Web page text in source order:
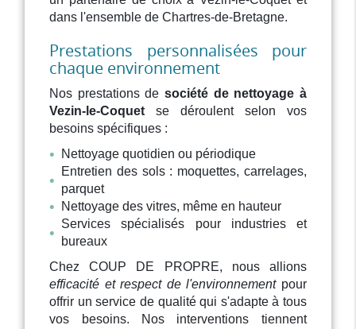
dans l'ensemble de Chartres-de-Bretagne.
Prestations personnalisées pour
chaque environnement
Nos prestations de société de nettoyage à
Vezin-le-Coquet se déroulent selon vos
besoins spécifiques :
Nettoyage quotidien ou périodique
Entretien des sols : moquettes, carrelages,
parquet
Nettoyage des vitres, même en hauteur
Services spécialisés pour industries et
bureaux
Chez COUP DE PROPRE, nous allions
efficacité et respect de l'environnementpour
offrir un service de qualité qui s'adapte à tous
vos besoins. Nos interventions tiennent